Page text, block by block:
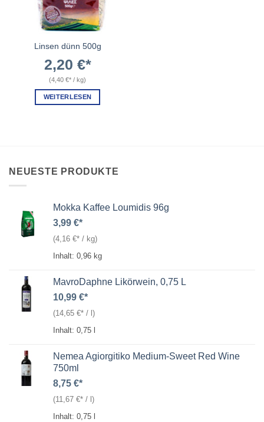
Linsen dünn 500g
2,20 €
(4,40 € / kg)
WEITERLESEN
NEUESTE PRODUKTE
Mokka Kaffee Loumidis 96g
3,99 €
(4,16 € / kg)
Inhalt: 0,96 kg
MavroDaphne Likörwein, 0,75 L
10,99 €
(14,65 € / )
Inhalt: 0,75
Nemea Agiorgitiko Medium-Sweet Red Wine
750ml
8,75 €
(11,67 € / l)
Inhalt: 0,75